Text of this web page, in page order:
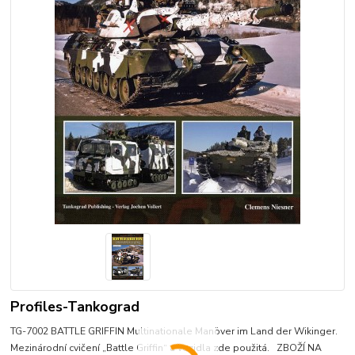
Profiles-Tankograd
TG-7002 BATTLE GRIFFIN Multinationale Manöver im Land der Wikinger.
Mezinárodní cvičení „Battle Griffin“ a vozidla zde použitá. ZBOŽÍ NA